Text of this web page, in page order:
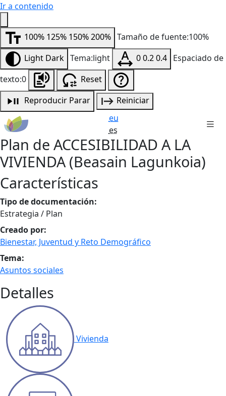
Ir a contenido
100% 125% 150%200% Tamaño de fuente:100%
Light Dark Tema:light 00.20.4 Espaciado de
texto:0
Reset
Reproducir Parar
Reiniciar
eu
es
Plan de ACCESIBILIDAD A LA
VIVIENDA (Beasain Lagunkoia)
Características
Tipo de documentación:
Estrategia / Plan
Creado por:
Bienestar, Juventud y Reto Demográfico
Tema:
Asuntos sociales
Detalles
Vivienda